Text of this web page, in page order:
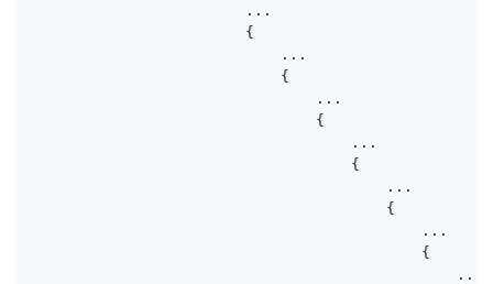
                        ...
                        {
                            ...
                            {
                                ...
                                {
                                    ...
                                    {
                                        ...
                                        {
                                            ...
                                            {
                                                ...